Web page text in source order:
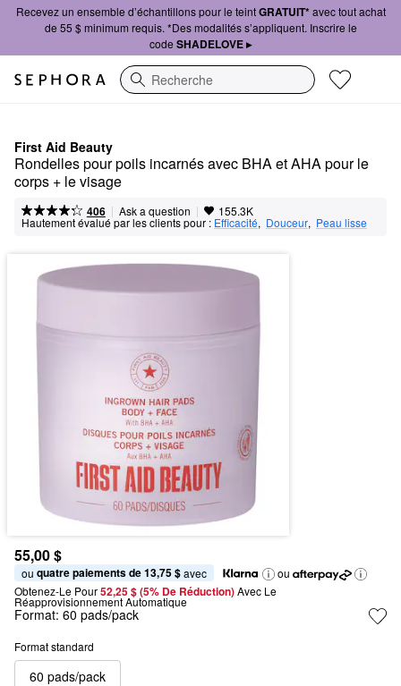
Recevez un ensemble d’échantillons pour le teintGRATUIT*avec tout achat
de 55 $ minimum requis. *Des modalités s’appliquent. Inscrire le
code SHADELOVE ▸
Recherche
First Aid Beauty
Rondelles pour poils incarnés avec BHA et AHA pour le
corps + le visage
406 | Ask a question | 155.3K
Hautement évalué par les clients pour : Efficacité, Douceur, Peau lisse
55,00 $
ou quatre paiements de 13,75 $ avec
ou
Obtenez-Le Pour52,25 $ (5% De Réduction) Avec Le
Réapprovisionnement Automatique
Format: 60 pads/pack
Format standard
60 pads/pack